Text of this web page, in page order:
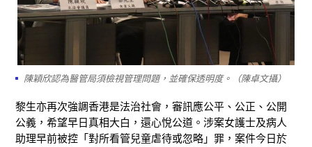
陳穎欣認為醫管局須檢視管理問題，並確保透明度。（陳卓文攝）
黎生亦再次強調香港是法治社會，審訊應公平、公正、公開
公義，希望早日真相大白，還心悅公道。涉案女護士及病人
助理早前被控「對所看管兒童虐待或忽略」罪，案件今日於